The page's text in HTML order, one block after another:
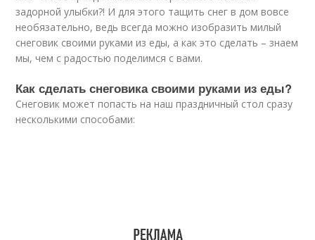
задорной улыбки?! И для этого тащить снег в дом вовсе
необязательно, ведь всегда можно изобразить милый
снеговик своими руками из еды, а как это сделать – знаем
мы, чем с радостью поделимся с вами.
Как сделать снеговика своими руками из еды?
Снеговик может попасть на наш праздничный стол сразу
несколькими способами: